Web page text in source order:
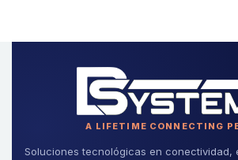
A LIFETIME CONNECTING
Soluciones tecnológicas en conectividad,